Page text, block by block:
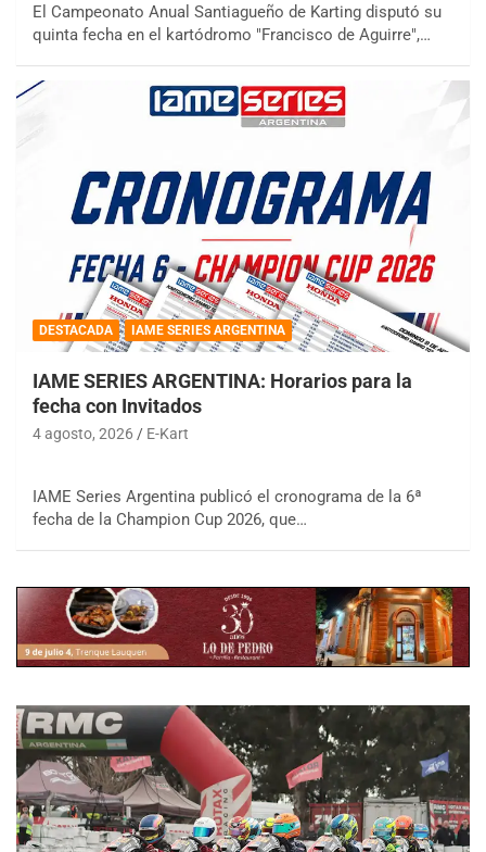
El Campeonato Anual Santiagueño de Karting disputó su
quinta fecha en el kartódromo "Francisco de Aguirre",…
DESTACADA IAME SERIES ARGENTINA
IAME SERIES ARGENTINA: Horarios para la
fecha con Invitados
4 agosto, 2026 E-Kart
IAME Series Argentina publicó el cronograma de la 6ª
fecha de la Champion Cup 2026, que…